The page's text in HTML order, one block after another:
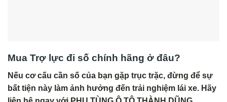
Mua Trợ lực đi số chính hãng ở đâu?
Nếu cơ cấu cần số của bạn gặp trục trặc, đừng để sự
bất tiện này làm ảnh hưởng đến trải nghiệm lái xe. Hãy